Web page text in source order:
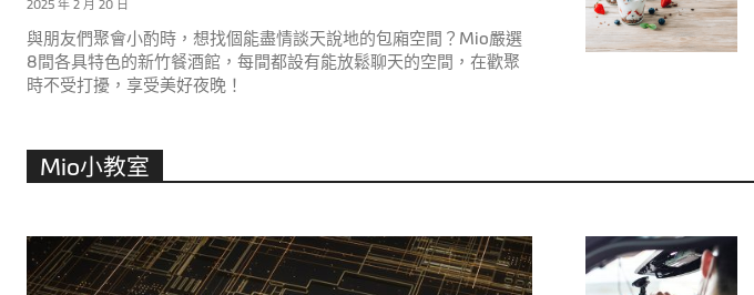
2025 年 2 月 20 日
與朋友們聚會小酌時，想找個能盡情談天說地的包廂空間？Mio嚴選
8間各具特色的新竹餐酒館，每間都設有能放鬆聊天的空間，在歡聚
時不受打擾，享受美好夜晚！
Mio小教室